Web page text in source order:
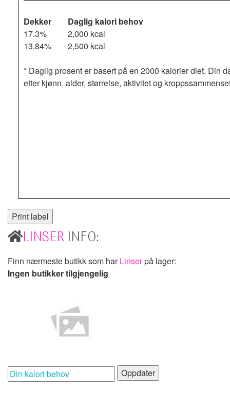
Dekker
Daglig kalori behov
17.3%
2,000 kcal
13.84%
2,500 kcal
* Daglig prosent er basert på en 2000 kalorier diet. Din
etter kjønn, alder, størrelse, aktivitet og
LINSERINFO:
Finn nærmeste butikk som harLinserpå lager:
Ingen butikker tilgjengelig
Oppdater